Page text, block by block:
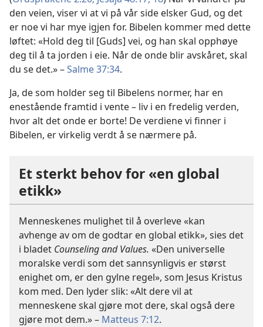
den veien, viser vi at vi på vår side elsker Gud, og det
er noe vi har mye igjen for. Bibelen kommer med dette
løftet: «Hold deg til [Guds] vei, og han skal opphøye
deg til å ta jorden i eie. Når de onde blir avskåret, skal
du se det.» –Salme 37:34.
Ja, de som holder seg til Bibelens normer, har en
enestående framtid i vente – liv i en fredelig verden,
hvor alt det onde er borte! De verdiene vi finner i
Bibelen, er virkelig verdt å se nærmere på.
Et sterkt behov for «en global
etikk»
Menneskenes mulighet til å overleve «kan
avhenge av om de godtar en global etikk», sies det
i bladet Counseling and Values. «Den universelle
moralske verdi som det sannsynligvis er størst
enighet om, er den gylne regel», som Jesus Kristus
kom med. Den lyder slik: «Alt dere vil at
menneskene skal gjøre mot dere, skal også dere
gjøre mot dem.» – Matteus 7:12.